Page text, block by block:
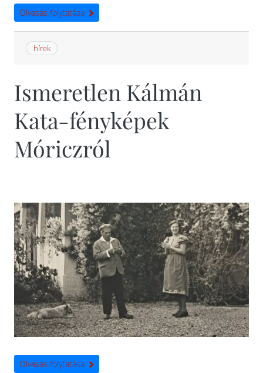
Olvasás folytatása
hírek
Ismeretlen Kálmán
Kata-fényképek
Móriczról
Olvasás folytatása